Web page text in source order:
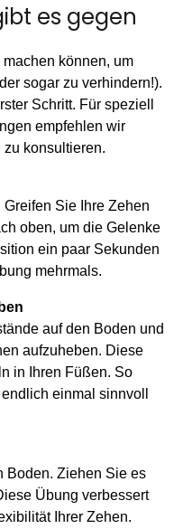
es gegen
können, um
sogar zu verhindern!).
Schritt. Für speziell
empfehlen wir
zu konsultieren.
Sie Ihre Zehen
oben, um die Gelenke
ein paar Sekunden
mehrmals.
auf den Boden und
aufzuheben. Diese
in Ihren Füßen. So
einmal sinnvoll
Boden. Ziehen Sie es
Übung verbessert
Ihrer Zehen.